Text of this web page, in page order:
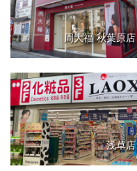
周大福 秋葉原店
浅草店